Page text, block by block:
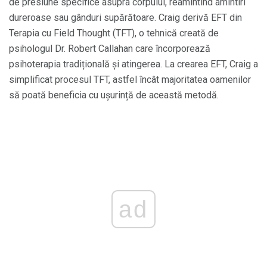
dureroase sau gânduri supărătoare. Craig derivă EFT din
Terapia cu Field Thought (TFT), o tehnică creată de
psihologul Dr. Robert Callahan care încorporează
psihoterapia tradițională și atingerea. La crearea EFT, Craig a
simplificat procesul TFT, astfel încât majoritatea oamenilor
să poată beneficia cu ușurință de această metodă.
ad